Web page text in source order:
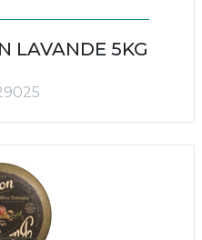
LAVANDE 5KG